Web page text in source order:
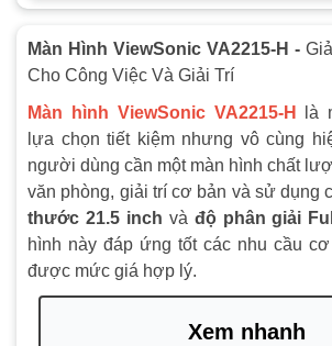
Cổng kết nối 1 x VGA, 1 x HDMI
Phụ kiện kèm
theo
HDMI Cable
Âm thanh Không Loa
Tần số quét 100Hz
Màu sắc Đen
Khối lượng 3.5 kg
Tỷ lệ khung
hình
Đang cập nhật
36 tháng
Màn Hình ViewSonic VA2215-H -
Cho Công Việc Và Giải Trí
Màn hình ViewSonic VA2215-H
là
lựa chọn tiết kiệm nhưng vô cùng
người dùng cần một màn hình chất
văn phòng, giải trí cơ bản và sử dụng
thước 21.5 inch và độ phân giải
hình này đáp ứng tốt các nhu cầu
được mức giá hợp lý.
Xem nhanh